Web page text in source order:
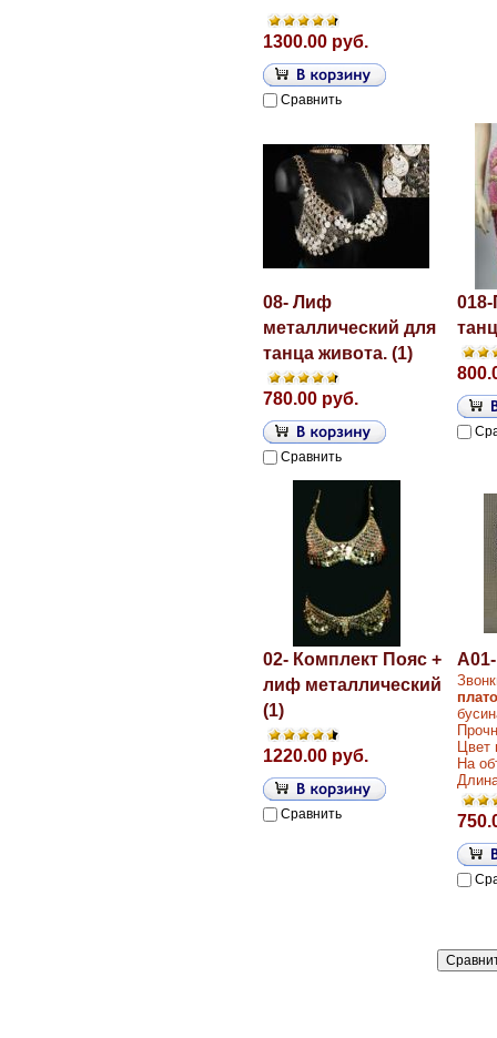
1300.00 руб.
Сравнить
08- Лиф
металлический для
танца живота. (1)
780.00 руб.
Сравнить
02- Комплект Пояс +
лиф металлический
(1)
1220.00 руб.
Сравнить
Цвет
На